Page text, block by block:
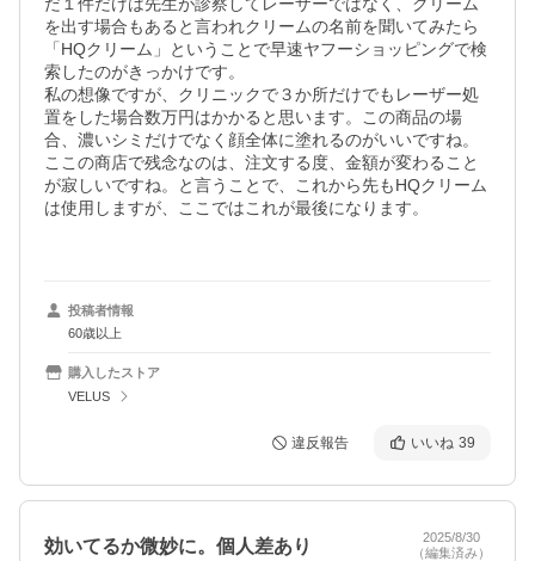
を出す場合もあると言われクリームの名前を聞いてみたら
「HQクリーム」ということで早速ヤフーショッピングで検
索したのがきっかけです。
私の想像ですが、クリニックで３か所だけでもレーザー処
置をした場合数万円はかかると思います。この商品の場
合、濃いシミだけでなく顔全体に塗れるのがいいですね。
ここの商店で残念なのは、注文する度、金額が変わること
が寂しいですね。と言うことで、これから先もHQクリーム
は使用しますが、ここではこれが最後になります。
投稿者情報
60歳以上
購入したストア
VELUS
違反報告 いいね 39
効いてるか微妙に。個人差あり
2025/8/30
（編集済み）